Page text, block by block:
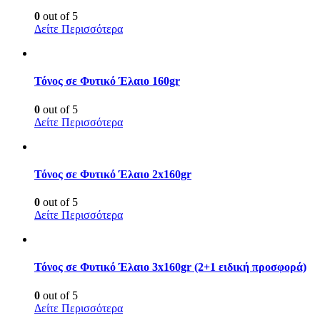
0 out of 5
Δείτε Περισσότερα
Τόνος σε Φυτικό Έλαιο 160gr
0 out of 5
Δείτε Περισσότερα
Τόνος σε Φυτικό Έλαιο 2x160gr
0 out of 5
Δείτε Περισσότερα
Τόνος σε Φυτικό Έλαιο 3x160gr (2+1 ειδική προσφορά)
0 out of 5
Δείτε Περισσότερα